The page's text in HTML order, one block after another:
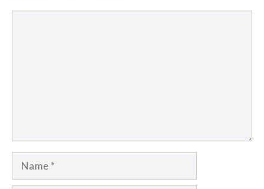
Name